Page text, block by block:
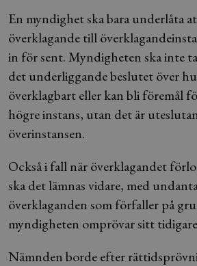
En myndighet ska bara underlåta
överklagande till
in för sent. Myndigheten ska inte
det underliggande beslutet över
överklagbart eller kan bli föremål
högre instans, utan det är
överinstansen.
Också i fall när överklagandet
ska det lämnas vidare, med
överklaganden som förfaller på
myndigheten omprövar sitt
Nämnden borde efter